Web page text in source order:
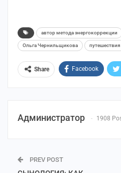
автор метода энергокоррекции
Ольга Чернильщикова путешествия
Share Facebook
Администратор 1908
PREV POST